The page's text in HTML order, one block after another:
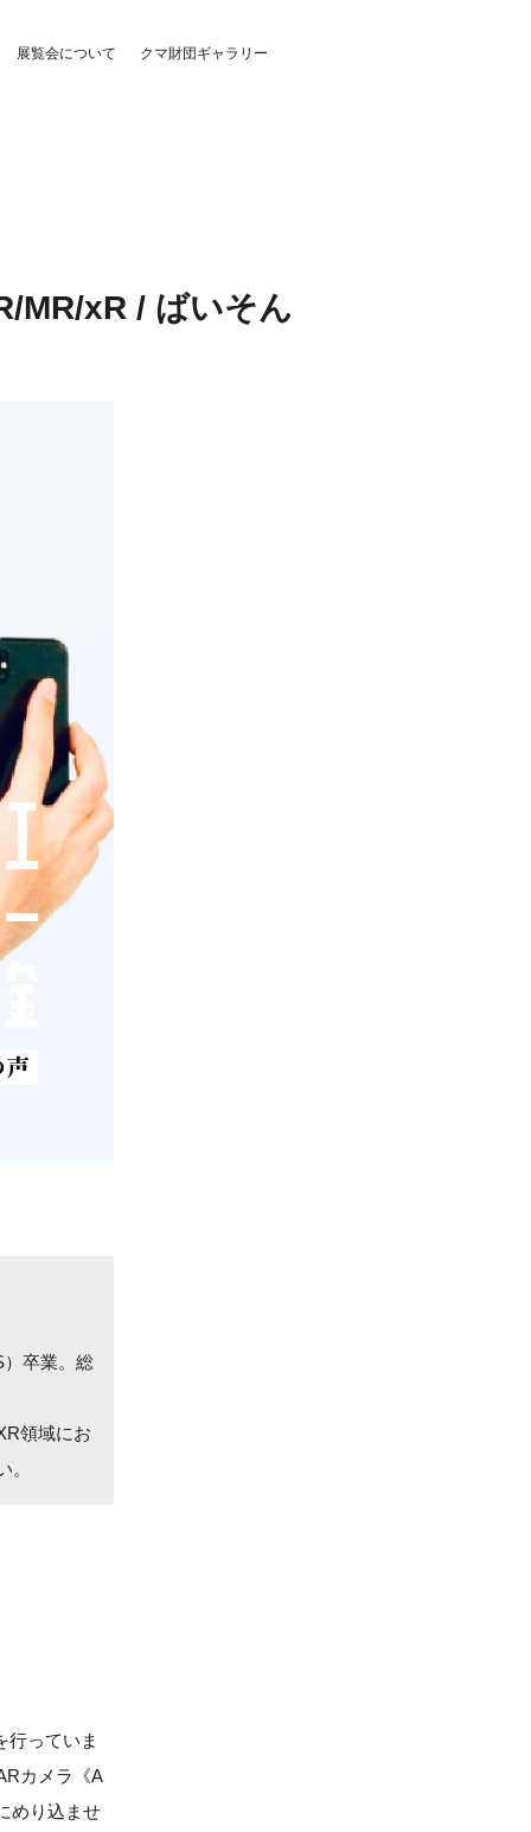
展覧会について クマ財団ギャラリー
MR/xR / ばいそん
卒業。総
領域にお
行っていま
カメラ《A
めり込ませ